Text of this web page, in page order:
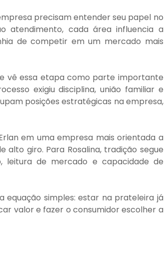
precisam entender seu papel no
atendimento, cada área influencia a
de competir em um mercado mais
vê essa etapa como parte importante
exigiu disciplina, união familiar e
posições estratégicas na empresa,
em uma empresa mais orientada a
giro. Para Rosalina, tradição segue
leitura de mercado e capacidade de
equação simples: estar na prateleira já
valor e fazer o consumidor escolher a